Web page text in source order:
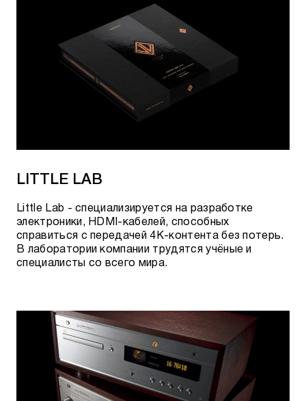
LITTLE LAB
Little Lab - специализируется на разработке
электроники, HDMI-кабелей, способных
справиться с передачей 4K-контента без потерь.
В лаборатории компании трудятся учёные и
специалисты со всего мира.